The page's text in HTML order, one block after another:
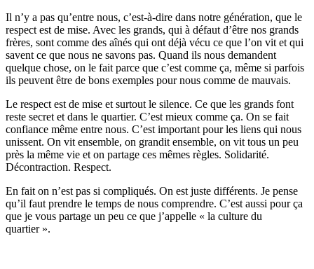
Il n’y a pas qu’entre nous, c’est-à-dire dans notre génération, que le
respect est de mise. Avec les grands, qui à défaut d’être nos grands
frères, sont comme des aînés qui ont déjà vécu ce que l’on vit et qui
savent ce que nous ne savons pas. Quand ils nous demandent
quelque chose, on le fait parce que c’est comme ça, même si parfois
ils peuvent être de bons exemples pour nous comme de mauvais.
Le respect est de mise et surtout le silence. Ce que les grands font
reste secret et dans le quartier. C’est mieux comme ça. On se fait
confiance même entre nous. C’est important pour les liens qui nous
unissent. On vit ensemble, on grandit ensemble, on vit tous un peu
près la même vie et on partage ces mêmes règles. Solidarité.
Décontraction. Respect.
En fait on n’est pas si compliqués. On est juste différents. Je pense
qu’il faut prendre le temps de nous comprendre. C’est aussi pour ça
que je vous partage un peu ce que j’appelle « la culture du
quartier ».